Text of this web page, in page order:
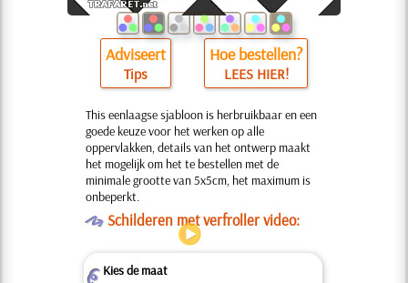
Adviseert
Tips
Hoe bestellen?
LEES HIER!
This eenlaagse sjabloon is herbruikbaar en een
goede keuze voor het werken op alle
oppervlakken, details van het ontwerp maakt
het mogelijk om het te bestellen met de
minimale grootte van 5x5cm, het maximum is
onbeperkt.
OSchilderen met verfroller video:
ZKies de maat